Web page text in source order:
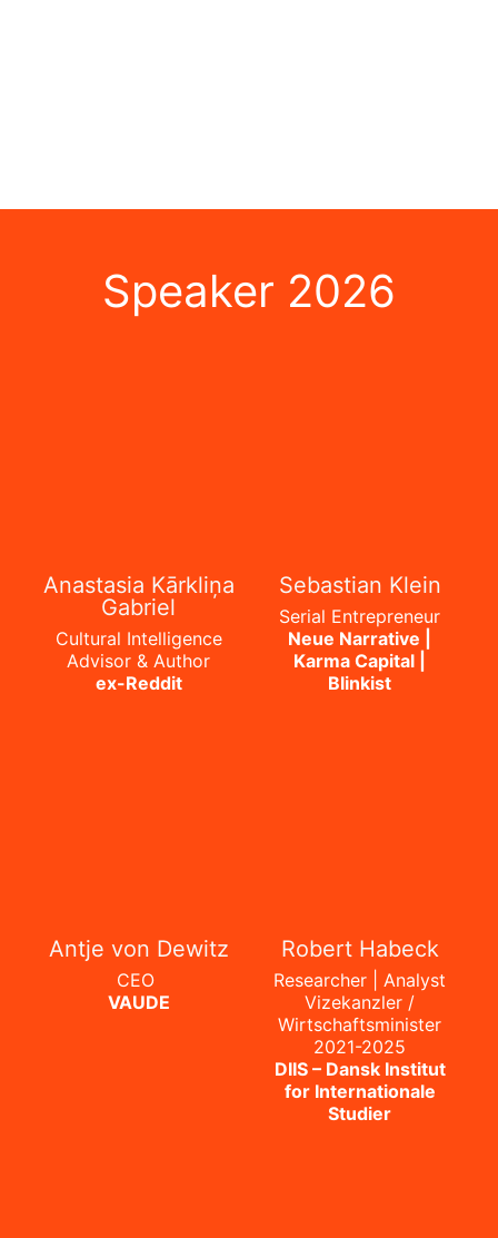
Speaker 2026
Anastasia Kārkliņa
Gabriel
Cultural Intelligence
Advisor & Author
ex-Reddit
Sebastian Klein
Serial Entrepreneur
Neue Narrative |
Karma Capital |
Blinkist
Antje von Dewitz
CEO
VAUDE
Robert Habeck
Researcher | Analyst
Vizekanzler /
Wirtschaftsminister
2021-2025
DIIS – Dansk Institut
for Internationale
Studier